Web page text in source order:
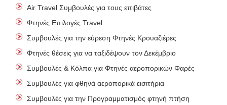
Air Travel Συμβουλές για τους επιβάτες
Φτηνές Επιλογές Travel
Συμβουλές για την εύρεση Φτηνές Κρουαζιέρες
Φτηνές θέσεις για να ταξιδέψουν τον Δεκέμβριο
Συμβουλές & Κόλπα για Φτηνές αεροπορικών Φαρές
Συμβουλές για φθηνά αεροπορικά εισιτήρια
Συμβουλές για την Προγραμματισμός φτηνή πτήση